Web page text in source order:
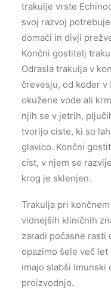
trakulje vrste
svoj razvoj
domači in divji
Končni gostitelj
Odrasla trakulja v
črevesju, od koder v
okužene vode ali
njih se v jetrih,
tvorijo ciste, ki so
glavico. Končni
cist, v njem se
krog je sklenjen.
Trakulja pri
vidnejših kliničnih
zaradi počasne rasti
opazimo šele več
imajo slabši imunski
proizvodnjo.